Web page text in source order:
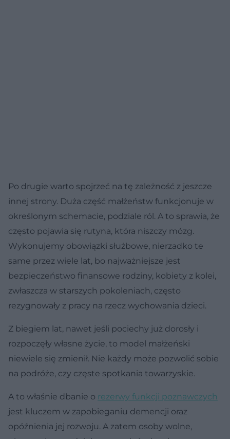
Po drugie warto spojrzeć na tę zależność z jeszcze
innej strony. Duża część małżeństw funkcjonuje w
określonym schemacie, podziale ról. A to sprawia, że
często pojawia się rutyna, która niszczy mózg.
Wykonujemy obowiązki służbowe, nierzadko te
same przez wiele lat, bo najważniejsze jest
bezpieczeństwo finansowe rodziny, kobiety z kolei,
zwłaszcza w starszych pokoleniach, często
rezygnowały z pracy na rzecz wychowania dzieci.
Z biegiem lat, nawet jeśli pociechy już dorosły i
rozpoczęły własne życie, to model małżeński
niewiele się zmienił. Nie każdy może pozwolić sobie
na podróże, czy częste spotkania towarzyskie.
A to właśnie dbanie o rezerwy funkcji poznawczych
jest kluczem w zapobieganiu demencji oraz
opóźnienia jej rozwoju. A zatem osoby wolne,